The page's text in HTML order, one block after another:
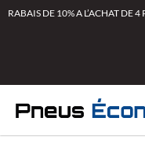
AllerRABAIS DE 10% A L’ACHAT